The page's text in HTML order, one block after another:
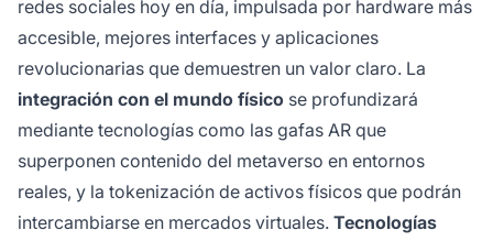
redes sociales hoy en día, impulsada por hardware más
accesible, mejores interfaces y aplicaciones
revolucionarias que demuestren un valor claro. La
integración con el mundo físico se profundizará
mediante tecnologías como las gafas AR que
superponen contenido del metaverso en entornos
reales, y la tokenización de activos físicos que podrán
intercambiarse en mercados virtuales. Tecnologías